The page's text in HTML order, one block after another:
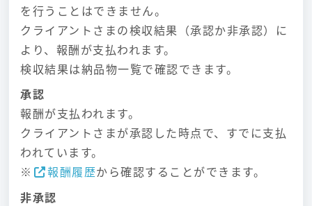
を行うことはできません。
クライアントさまの検収結果（承認か非承認）に
より、報酬が支払われます。
検収結果は納品物一覧で確認できます。
承認
報酬が支払われます。
クライアントさまが承認した時点で、すでに支払
われています。
※
報酬履歴から確認することができます。
非承認